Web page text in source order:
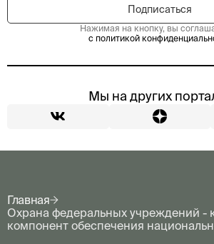
Нажимая на кнопку, вы
с политикой
Мы на других
Главная
Охрана федеральных учреждений -
компонент обеспечения